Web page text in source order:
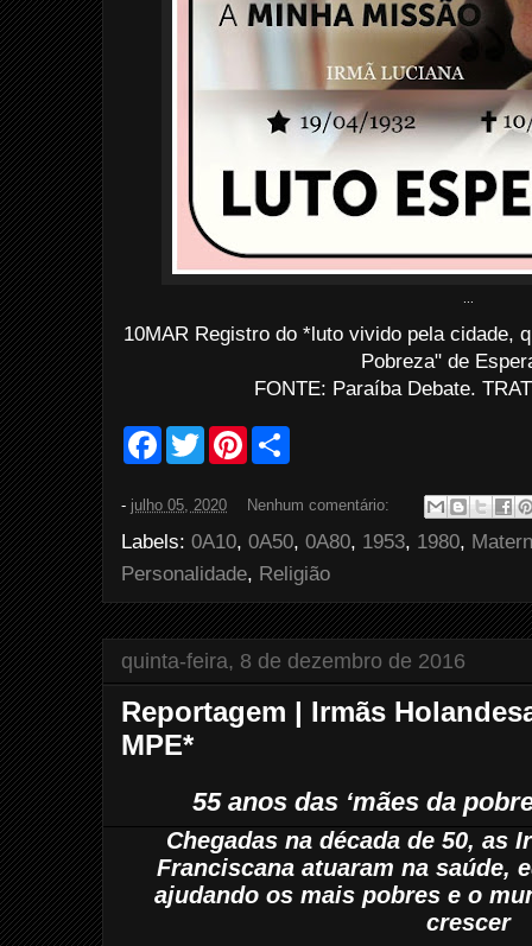
10MAR Registro do *luto vivido pela cidade,
Pobreza" de
FONTE: Paraíba Debate.
F
b
o
k
T
w
t
r
P
e
e
t
e
- julho 05, 2020 Nenhum comentário:
Labels: 0A10, 0A50, 0A80, 1953, 1980,
Personalidade, Religião
quinta-feira, 8 de dezembro de 2016
Reportagem | Irmãs
MPE*
55 anos das ‘mães da
Chegadas na década de 50, as
Franciscana atuaram na saúde,
ajudando os mais pobres e o
crescer